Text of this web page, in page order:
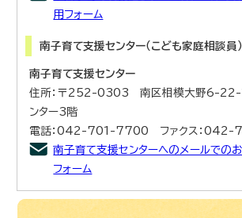
用フォーム
南子育て支援センター（こども家庭相談員）
南子育て支援センター
住所：〒252-0303 南区相模大野6-22-
ンター3階
電話：042-701-7700 ファクス：
南子育て支援センターへのメールでの
フォーム